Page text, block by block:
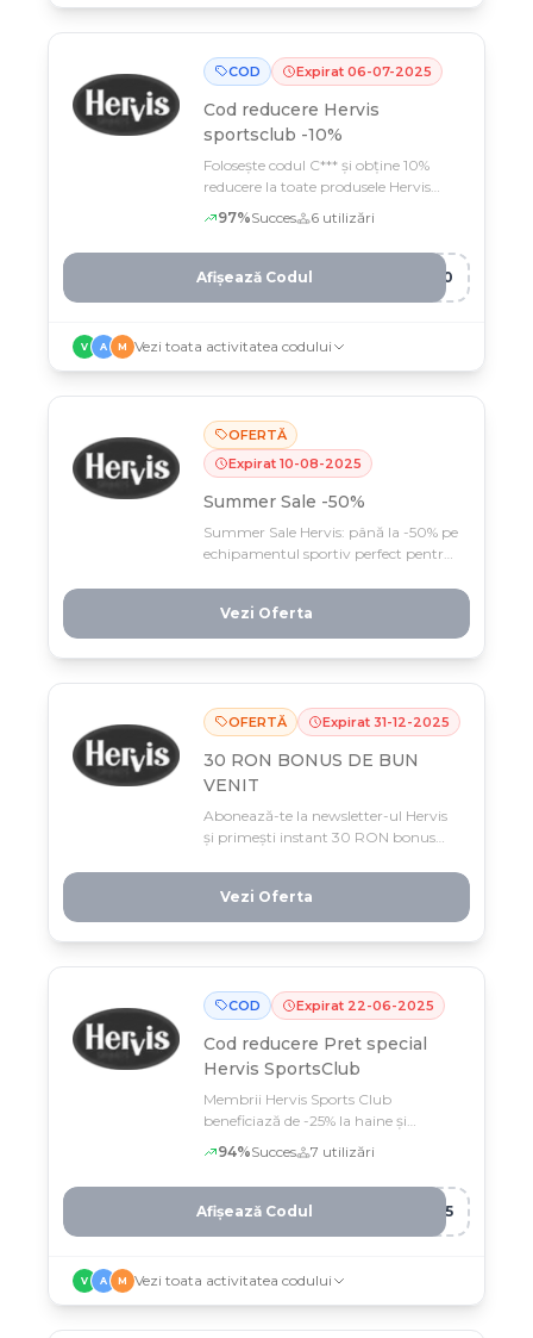
COD Expirat 06-07-2025
Cod reducere Hervis
sportsclub -10%
Folosește codul C*** și obține 10%
reducere la toate produsele Hervis
Sports Club, inclusiv cele deja în
ofertă, până pe 6 iulie
97%Succes 6 utilizări
-10
Afișează Codul
V A M Vezi toata activitatea codului
OFERTĂ
Expirat 10-08-2025
Summer Sale -50%
Summer Sale Hervis: până la -50% pe
echipamentul sportiv perfect pentru
reduse în magazinele fizice și online.
Vezi Oferta
OFERTĂ Expirat 31-12-2025
30 RON BONUS DE BUN
VENIT
Abonează-te la newsletter-ul Hervis
și primești instant 30 RON bonus
din magazin, cu minimă de 300
RON.
Vezi Oferta
COD Expirat 22-06-2025
Cod reducere Pret special
Hervis SportsClub
Membrii Hervis Sports Club
beneficiază de -25% la haine și
încălțăminte cu codul C***, până la
94%Succes 7 utilizări
B15
Afișează Codul
V A M Vezi toata activitatea codului